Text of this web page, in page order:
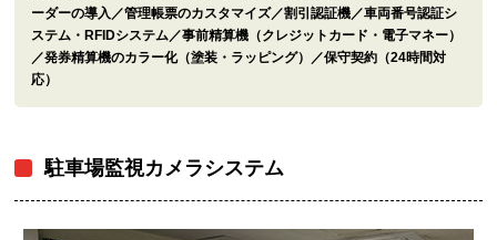
ーダーの導入／管理帳票のカスタマイズ／割引認証機／車両番号認証シ
ステム・RFIDシステム／事前精算機（クレジットカード・電子マネー）
／発券精算機のカラー化（塗装・ラッピング）／保守契約（24時間対
応）
駐車場監視カメラシステム